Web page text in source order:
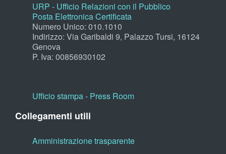
URP - Ufficio Relazioni con il Pubblico
Posta Elettronica Certificata
Numero Unico: 010.1010
Indirizzo: Via Garibaldi 9, Palazzo Tursi, 16124
Genova
P. Iva: 00856930102
Ufficio stampa - Press Room
Collegamenti utili
Amministrazione trasparente